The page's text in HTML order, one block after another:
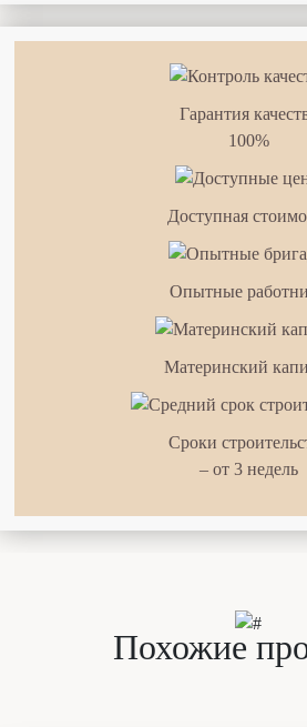
Гарантия
100%
Доступная
Опытные
Материнский
Сроки
– от 3 недель
Похожие